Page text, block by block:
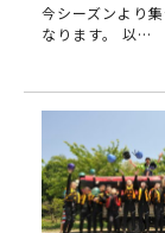
今シーズンより
なります。 以…